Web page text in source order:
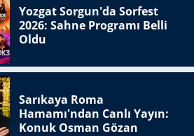
Yozgat Sorgun'da Sorfest
2026: Sahne Programı Belli
Oldu
Sarıkaya Roma
Hamamı'ndan Canlı Yayın:
Konuk Osman Gözan